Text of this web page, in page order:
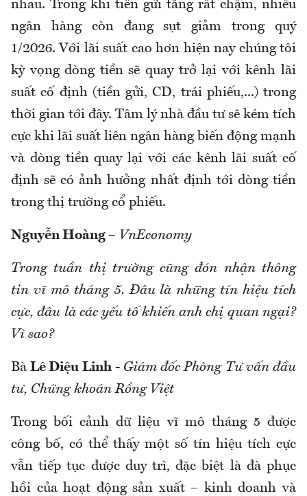
nhau. Trong khi tiền gửi tăng rất chậm, nhiều
ngân hàng còn đang sụt giảm trong quý
1/2026. Với lãi suất cao hơn hiện nay chúng tôi
kỳ vọng dòng tiền sẽ quay trở lại với kênh lãi
suất cố định (tiền gửi, CD, trái phiếu,...) trong
thời gian tới đây. Tâm lý nhà đầu tư sẽ kém tích
cực khi lãi suất liên ngân hàng biến động mạnh
và dòng tiền quay lại với các kênh lãi suất cố
định sẽ có ảnh hưởng nhất định tới dòng tiền
trong thị trường cổ phiếu.
Nguyễn Hoàng – VnEconomy
Trong tuần thị trường cũng đón nhận thông
tin vĩ mô tháng 5. Đâu là những tín hiệu tích
cực, đâu là các yếu tố khiến anh chị quan ngại?
Vì sao?
BàLê Diệu Linh- Giám đốc Phòng Tư vấn đầu
tư, Chứng khoán Rồng Việt
Trong bối cảnh dữ liệu vĩ mô tháng 5 được
công bố, có thể thấy một số tín hiệu tích cực
vẫn tiếp tục được duy trì, đặc biệt là đà phục
hồi của hoạt động sản xuất – kinh doanh và